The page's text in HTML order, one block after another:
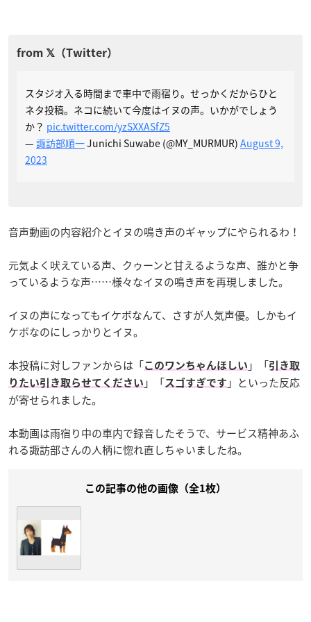
スタジオ入る時間まで車中で雨宿り。せっかくだからひと
ネタ投稿。ネコに続いて今度はイヌの声。いかがでしょう
か？ pic.twitter.com/yzSXXASfZ5
— 諏訪部順一Junichi Suwabe (@MY_MURMUR) August 9,
2023
音声動画の内容紹介とイヌの鳴き声のギャップにやられるわ！
元気よく吠えている声、クゥーンと甘えるような声、誰かと争
っているような声……様々なイヌの鳴き声を再現しました。
イヌの声になってもイケボなんて、さすが人気声優。しかもイ
ケボなのにしっかりとイヌ。
本投稿に対しファンからは「このワンちゃんほしい 」「引き取
りたい引き取らせてください 」「スゴすぎです 」といった反応
が寄せられました。
本動画は雨宿り中の車内で録音したそうで、サービス精神あふ
れる諏訪部さんの人柄に惚れ直しちゃいましたね。
この記事の他の画像（全1枚）